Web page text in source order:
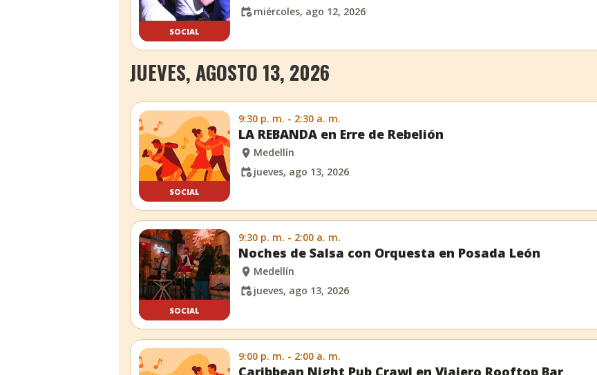
SOCIAL
miércoles, ago 12, 2026
JUEVES, AGOSTO 13, 2026
SOCIAL
9:30 p. m. - 2:30 a. m.
LA REBANDA en Erre de Rebelión
Medellín
jueves, ago 13, 2026
SOCIAL
9:30 p. m. - 2:00 a. m.
Noches de Salsa con Orquesta en Posada León
Medellín
jueves, ago 13, 2026
9:00 p. m. - 2:00 a. m.